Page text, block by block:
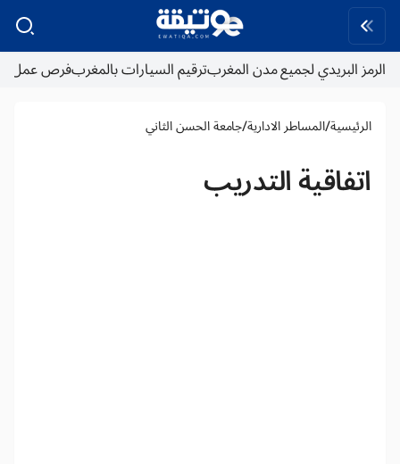
الرمز البريدي لجميع مدن المغربترقيم السيارات بالمغربفرص عمل
الرئيسية/المساطر الادارية/جامعة الحسن الثاني
اتفاقية التدريب